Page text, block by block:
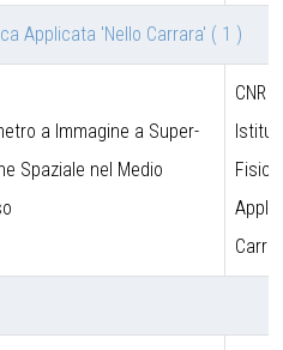
Applicata 'Nello Carrara' ( 1 )
a Immagine a Super-
Spaziale nel Medio
CNR -
Fisica